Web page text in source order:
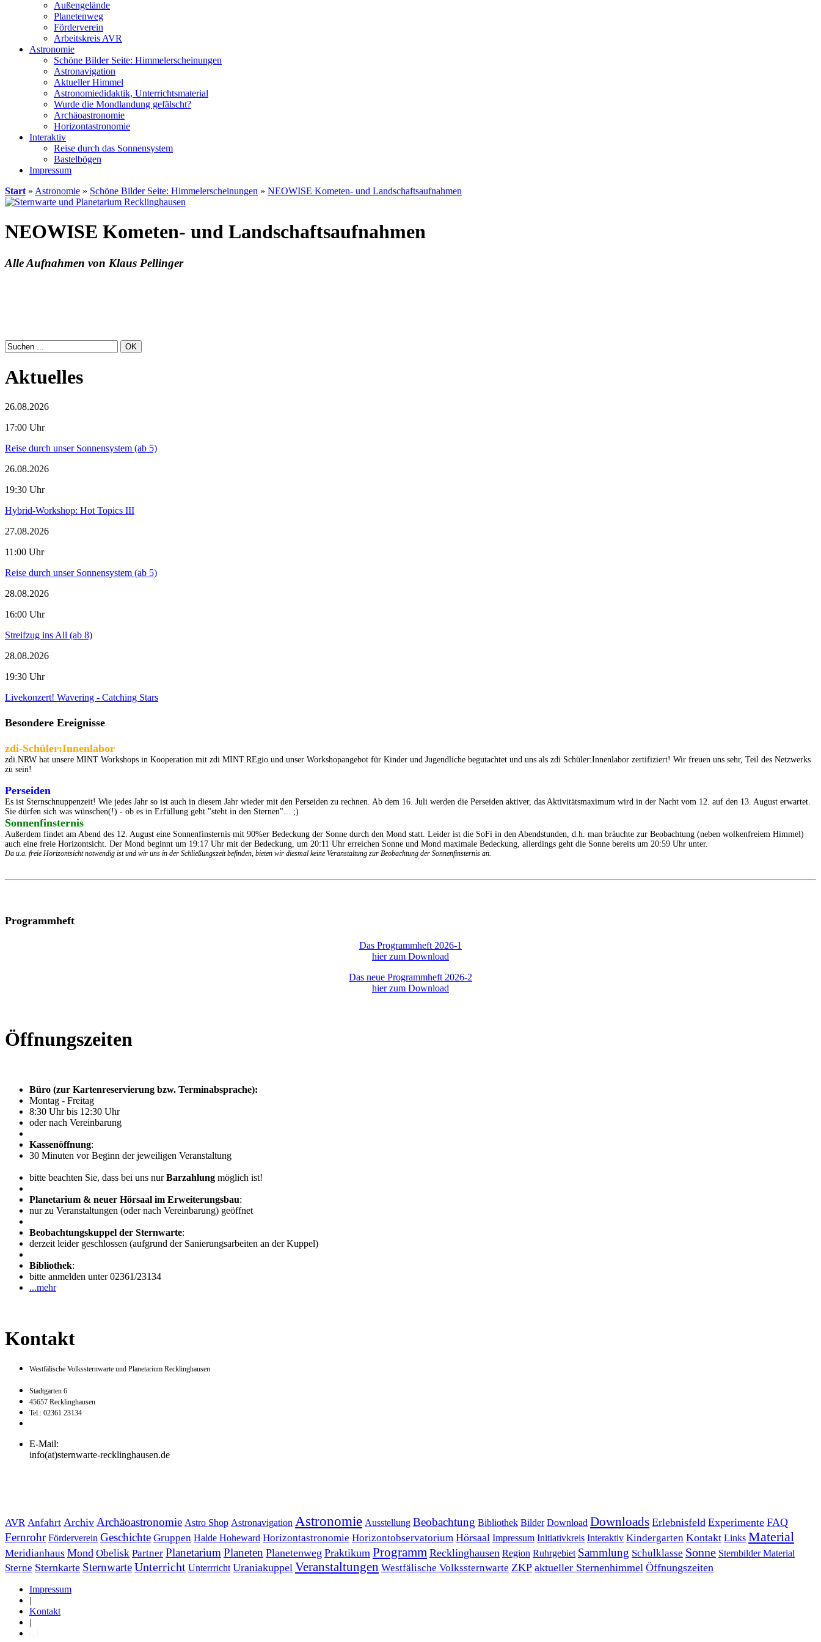
Außengelände
Planetenweg
Förderverein
Arbeitskreis AVR
Astronomie
Schöne Bilder Seite: Himmelerscheinungen
Astronavigation
Aktueller Himmel
Astronomiedidaktik, Unterrichtsmaterial
Wurde die Mondlandung gefälscht?
Archäoastronomie
Horizontastronomie
Interaktiv
Reise durch das Sonnensystem
Bastelbögen
Impressum
Start » Astronomie » Schöne Bilder Seite: Himmelerscheinungen » NEOWISE Kometen- und Landschaftsaufnahmen
NEOWISE Kometen- und Landschaftsaufnahmen
Alle Aufnahmen von Klaus Pellinger
Aktuelles
26.08.2026
17:00 Uhr
Reise durch unser Sonnensystem (ab 5)
26.08.2026
19:30 Uhr
Hybrid-Workshop: Hot Topics III
27.08.2026
11:00 Uhr
Reise durch unser Sonnensystem (ab 5)
28.08.2026
16:00 Uhr
Streifzug ins All (ab 8)
28.08.2026
19:30 Uhr
Livekonzert! Wavering - Catching Stars
Besondere Ereignisse
zdi-Schüler:Innenlabor
zdi.NRW hat unsere MINT Workshops in Kooperation mit zdi MINT.REgio und unser Workshopangebot für Kinder und Jugendliche begutachtet und uns als zdi Schüler:Innenlabor zertifiziert! Wir freuen uns sehr, Teil des Netzwerks
zu sein!
Perseiden
Es ist Sternschnuppenzeit! Wie jedes Jahr so ist auch in diesem Jahr wieder mit den Perseiden zu rechnen. Ab dem 16. Juli werden die Perseiden aktiver, das Aktivitätsmaximum wird in der Nacht vom 12. auf den 13. August erwartet.
Sie dürfen sich was wünschen(!) - ob es in Erfüllung geht "steht in den Sternen"... ;)
Sonnenfinsternis
Außerdem findet am Abend des 12. August eine Sonnenfinsternis mit 90%er Bedeckung der Sonne durch den Mond statt. Leider ist die SoFi in den Abendstunden, d.h. man bräuchte zur Beobachtung (neben wolkenfreiem Himmel)
auch eine freie Horizontsicht. Der Mond beginnt um 19:17 Uhr mit der Bedeckung, um 20:11 Uhr erreichen Sonne und Mond maximale Bedeckung, allerdings geht die Sonne bereits um 20:59 Uhr unter.
Da u.a. freie Horizontsicht notwendig ist und wir uns in der Schließungszeit befinden, bieten wir diesmal keine Veranstaltung zur Beobachtung der Sonnenfinsternis an.
Programmheft
Das Programmheft 2026-1
hier zum Download
Das neue Programmheft 2026-2
hier zum Download
Öffnungszeiten
Büro (zur Kartenreservierung bzw. Terminabsprache):
Montag - Freitag
8:30 Uhr bis 12:30 Uhr
oder nach Vereinbarung
Kassenöffnung:
30 Minuten vor Beginn der jeweiligen Veranstaltung
bitte beachten Sie, dass bei uns nurBarzahlung möglich ist!
Planetarium & neuer Hörsaal im Erweiterungsbau:
nur zu Veranstaltungen (oder nach Vereinbarung) geöffnet
Beobachtungskuppel der Sternwarte:
derzeit leider geschlossen (aufgrund der Sanierungsarbeiten an der Kuppel)
Bibliothek:
bitte anmelden unter 02361/23134
...mehr
Kontakt
Westfälische Volkssternwarte und Planetarium Recklinghausen
Stadtgarten 6
45657 Recklinghausen
Tel.: 02361 23134
E-Mail:
info(at)sternwarte-recklinghausen.de
AVR Anfahrt Archiv Archäoastronomie Astro Shop Astronavigation Astronomie Ausstellung Beobachtung Bibliothek Bilder Download Downloads Erlebnisfeld Experimente FAQ
Fernrohr Förderverein Geschichte Gruppen Halde Hoheward Horizontastronomie Horizontobservatorium Hörsaal Impressum Initiativkreis Interaktiv Kindergarten Kontakt Links Material
Meridianhaus Mond Obelisk Partner Planetarium Planeten Planetenweg Praktikum Programm Recklinghausen Region Ruhrgebiet Sammlung Schulklasse Sonne Sternbilder Material
Sterne Sternkarte SternwarteUnterricht Unterrricht Uraniakuppel Veranstaltungen Westfälische Volkssternwarte ZKP aktueller Sternenhimmel Öffnungszeiten
Impressum
|
Kontakt
|